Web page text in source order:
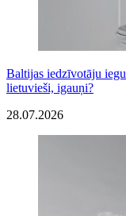
Baltijas iedzīvotāju
lietuvieši, igauņi?
28.07.2026